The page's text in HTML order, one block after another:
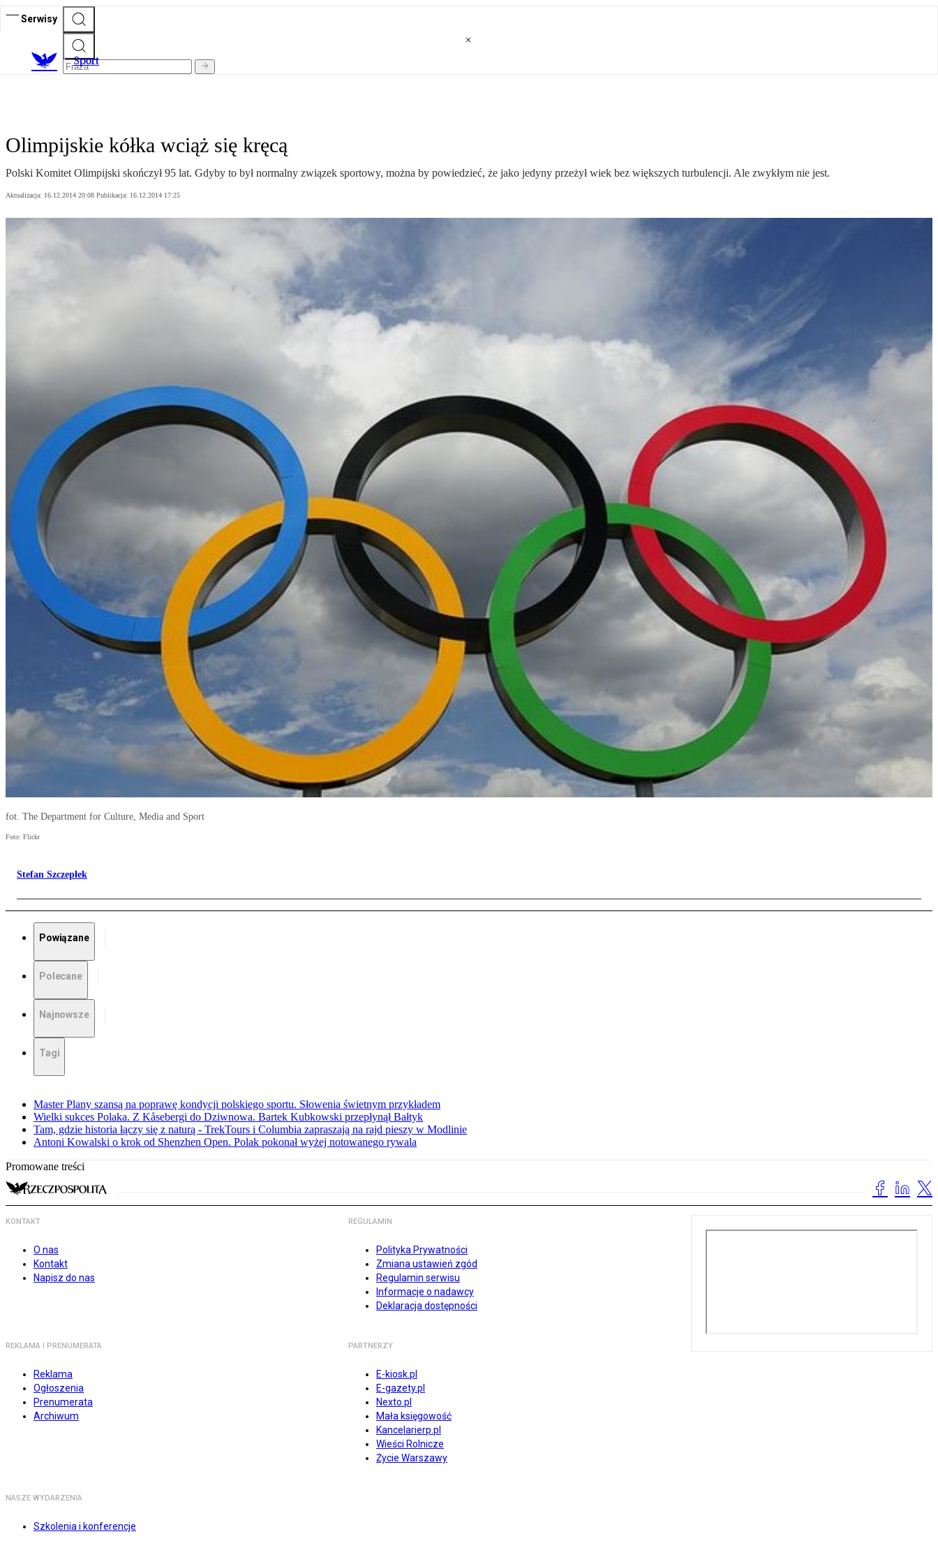
Serwisy
Sport
Olimpijskie kółka wciąż się kręcą
Polski Komitet Olimpijski skończył 95 lat. Gdyby to był normalny związek sportowy, można by powiedzieć, że jako jedyny przeżył wiek bez większych turbulencji. Ale zwykłym nie jest.
Aktualizacja: 16.12.2014 20:08 Publikacja: 16.12.2014 17:25
fot. The Department for Culture, Media and Sport
Foto: Flickr
Stefan Szczepłek
Powiązane
Polecane
Najnowsze
Tagi
Master Plany szansą na poprawę kondycji polskiego sportu. Słowenia świetnym przykładem
Wielki sukces Polaka. Z Kåsebergi do Dziwnowa. Bartek Kubkowski przepłynął Bałtyk
Tam, gdzie historia łączy się z naturą - TrekTours i Columbia zapraszają na rajd pieszy w Modlinie
Antoni Kowalski o krok od Shenzhen Open. Polak pokonał wyżej notowanego rywala
Promowane treści
KONTAKT
O nas
Kontakt
Napisz do nas
REGULAMIN
Polityka Prywatności
Zmiana ustawień zgód
Regulamin serwisu
Informacje o nadawcy
Deklaracja dostępności
REKLAMA I PRENUMERATA
Reklama
Ogłoszenia
Prenumerata
Archiwum
PARTNERZY
E-kiosk.pl
E-gazety.pl
Nexto.pl
Mała księgowość
Kancelarierp.pl
Wieści Rolnicze
Życie Warszawy
NASZE WYDARZENIA
Szkolenia i konferencje